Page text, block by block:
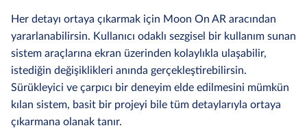
Her detayı ortaya çıkarmak için Moon On AR aracından
yararlanabilirsin. Kullanıcı odaklı sezgisel bir kullanım sunan
sistem araçlarına ekran üzerinden kolaylıkla ulaşabilir,
istediğin değişiklikleri anında gerçekleştirebilirsin.
Sürükleyici ve çarpıcı bir deneyim elde edilmesini mümkün
kılan sistem, basit bir projeyi bile tüm detaylarıyla ortaya
çıkarmana olanak tanır.